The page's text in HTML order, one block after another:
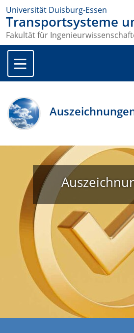
Universität Duisburg-Essen
Transportsysteme
Fakultät für